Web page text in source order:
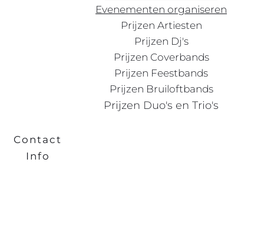
Evenementen organiseren
Prijzen Artiesten
Prijzen Dj's
Prijzen Coverbands
Prijzen Feestbands
Prijzen Bruiloftbands
Prijzen Duo's en Trio's
Contact
Info